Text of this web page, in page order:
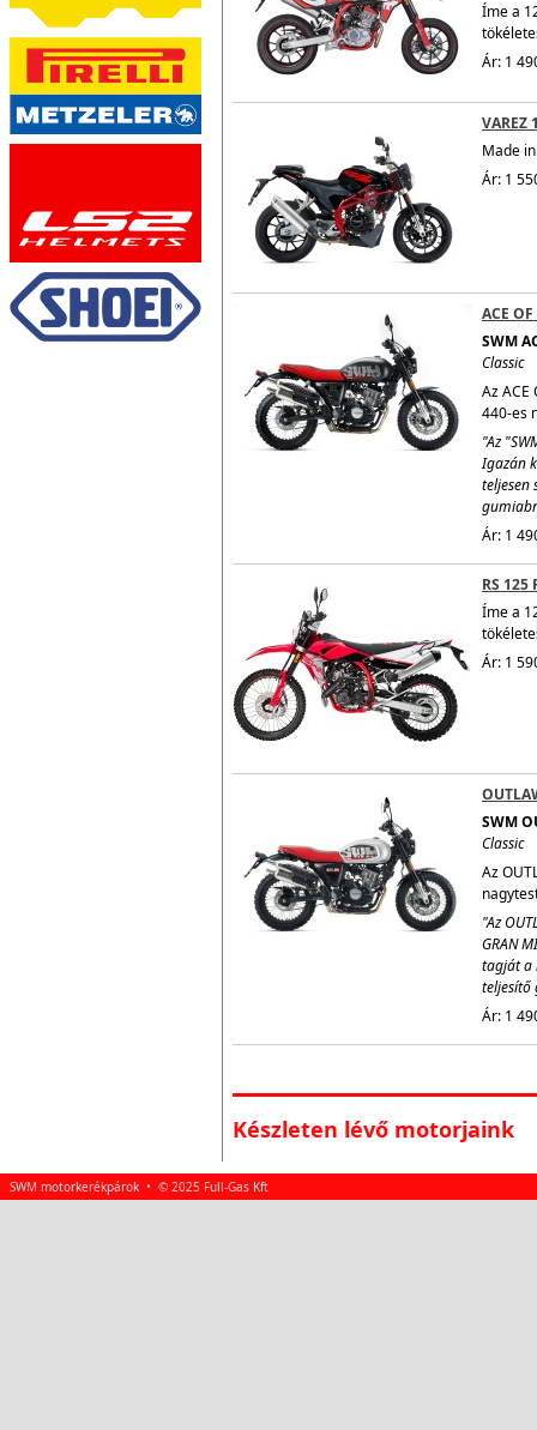
Íme a
Ár: 1
VAREZ
Made
Ár: 1
ACE
SWM
Classic
Az
440-es
"Az
Igazán
teljesen
Ár: 1
RS 125
Íme a
Ár: 1
SWM
Classic
Az
"Az
GRAN
tagját a
teljesítő
Ár: 1
Készleten lévő motorjaink
SWM motorkerékpárok • © 2025 Full-Gas Kft